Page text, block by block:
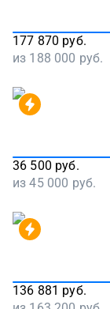
177 870 руб.
из 188 000 руб.
36 500 руб.
из45 000 руб.
136 881 руб.